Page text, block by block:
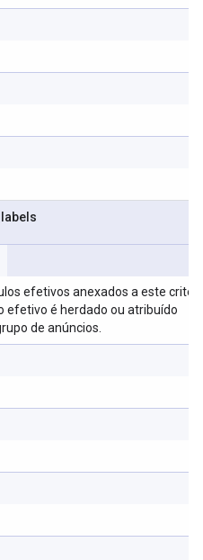
labels
efetivos anexados a este
efetivo é herdado ou atribuído
de anúncios.